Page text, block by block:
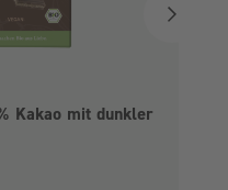
Kakao mit dunkler